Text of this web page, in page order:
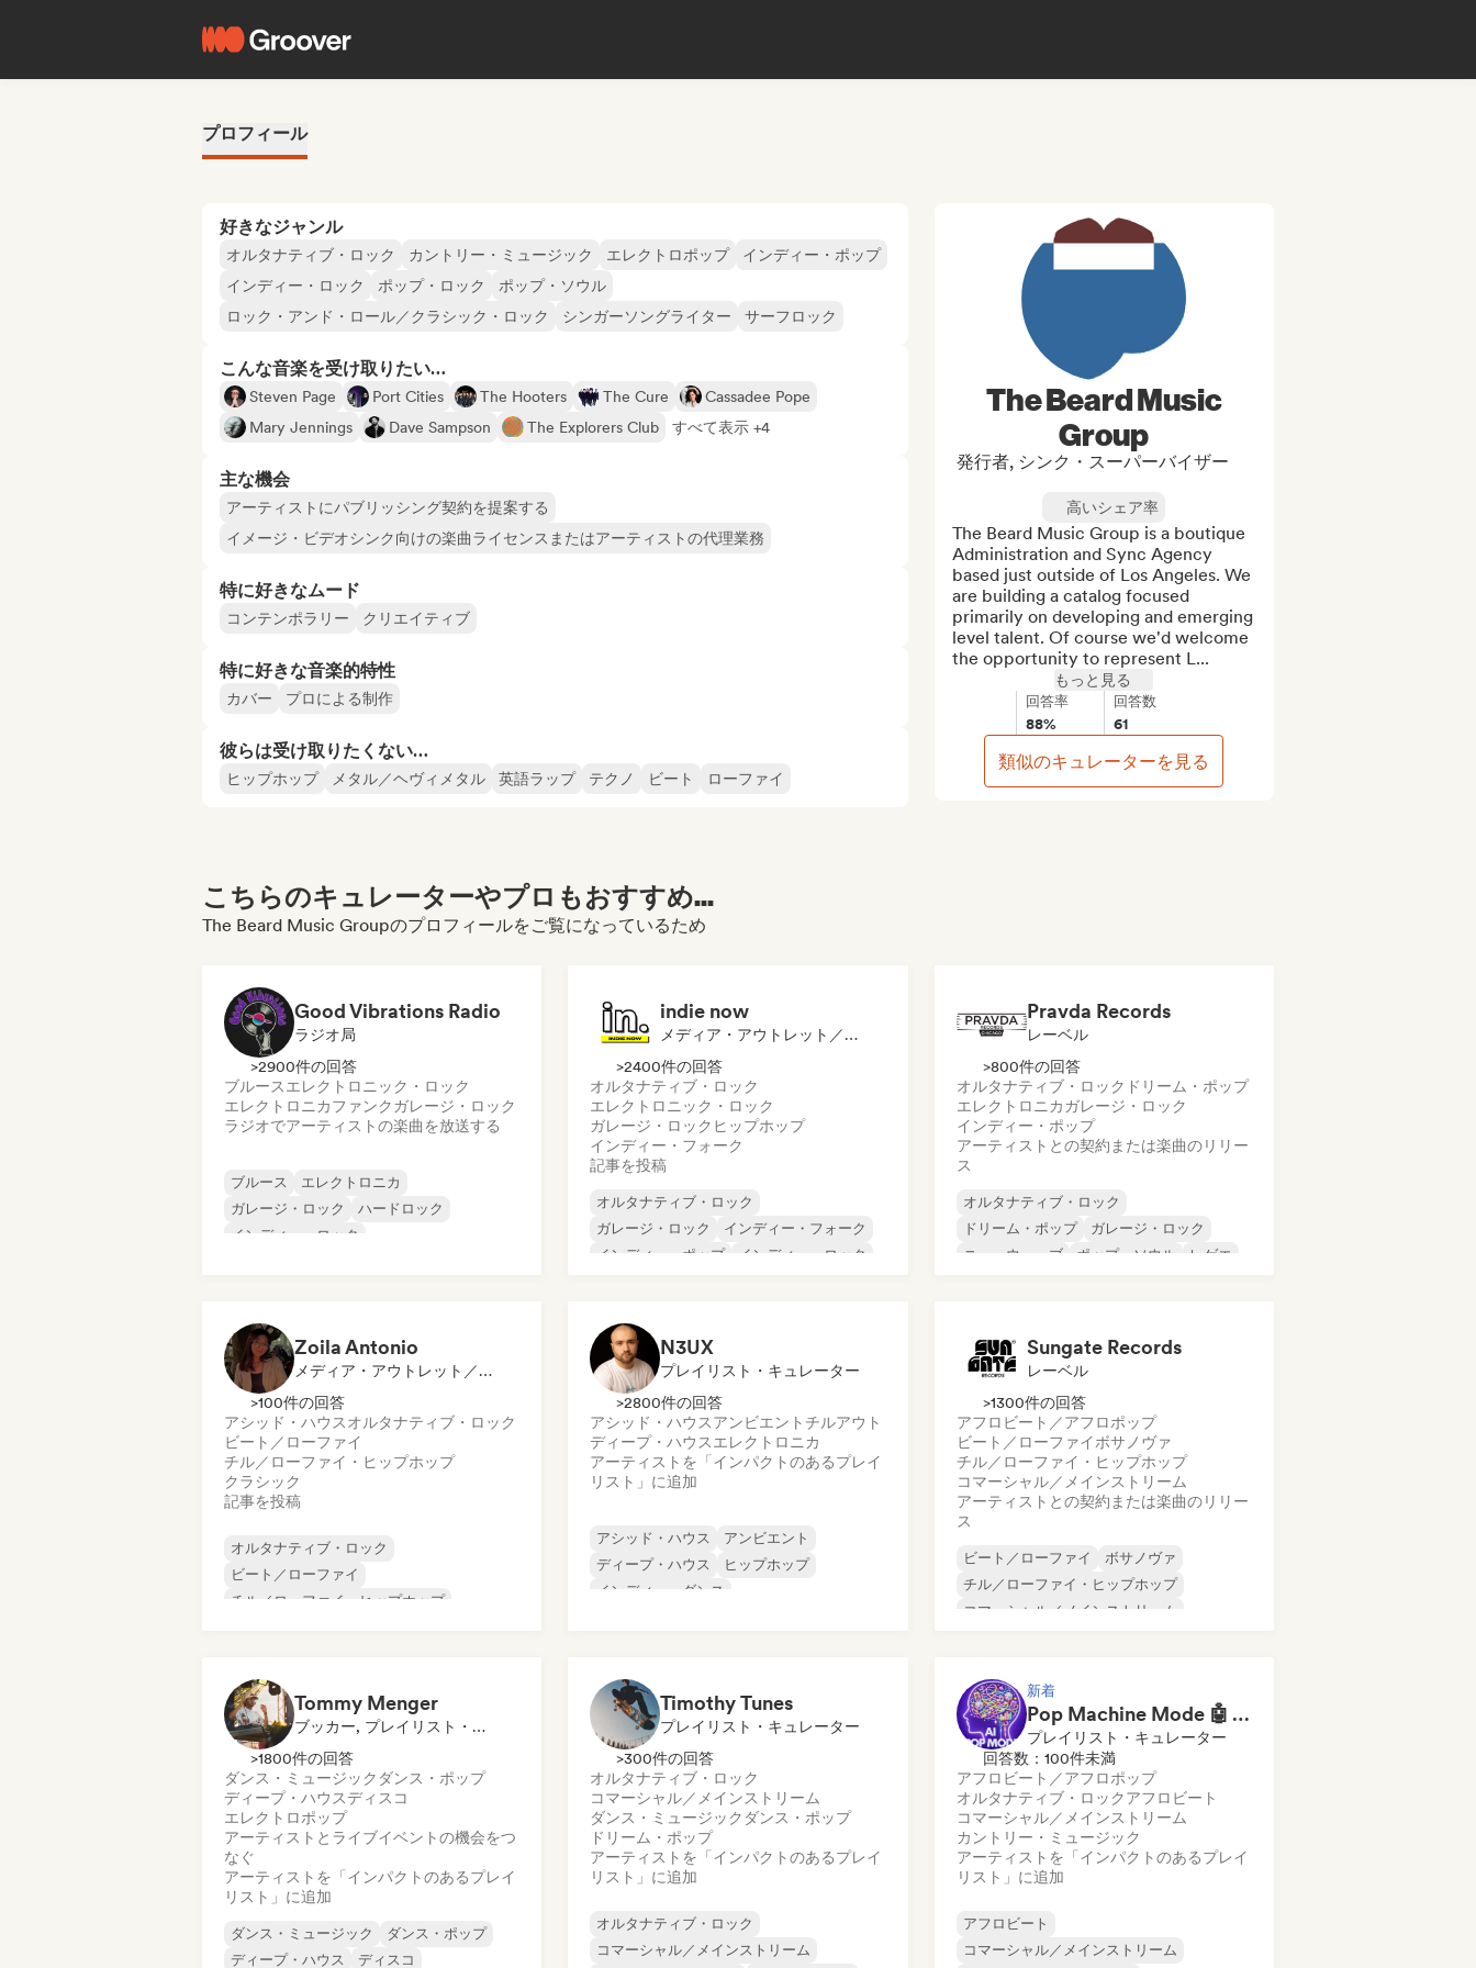
プロフィール
好きなジャンル
オルタナティブ・ロック カントリー・ミュージック エレクトロポップ
インディー・ポップ
インディー・ロック
ポップ・ロック
ポップ・ソウル
ロック・アンド・ロール／クラシック・ロック
シンガーソングライター サーフロック
こんな音楽を受け取りたい…
Steven Page Port Cities The Hooters The Cure
Cassadee Pope
Mary Jennings
Dave Sampson The Explorers Club すべて表示 +4
主な機会
アーティストにパブリッシング契約を提案する
イメージ・ビデオシンク向けの楽曲ライセンスまたはアーティストの代理業務
特に好きなムード
コンテンポラリー クリエイティブ
特に好きな音楽的特性
カバー プロによる制作
彼らは受け取りたくない…
ヒップホップ メタル／ヘヴィメタル 英語ラップ テクノ ビート ローファイ
The Beard Music
Group
発行者, シンク・スーパーバイザー
高いシェア率
The Beard Music Group is a boutique
Administration and Sync Agency
based just outside of Los Angeles. We
are building a catalog focused
primarily on developing and emerging
level talent. Of course we'd welcome
the opportunity to represent L...
もっと見る
回答率
88%
回答数
61
類似のキュレーターを見る
こちらのキュレーターやプロもおすすめ...
The Beard Music Groupのプロフィールをご覧になっているため
Good Vibrations Radio
ラジオ局
>2900件の回答
ブルースエレクトロニック・ロック
エレクトロニカファンクガレージ・ロック
ラジオでアーティストの楽曲を放送する
ブルース
エレクトロニカ
ガレージ・ロック
ハードロック
インディー・ロック
ック
indie now
メディア・アウトレット／ジャーナリスト
>2400件の回答
オルタナティブ・ロック
エレクトロニック・ロック
ガレージ・ロック ヒップホップ
インディー・フォーク
記事を投稿
オルタナティブ・ロック
ガレージ・ロック
インディー・フォーク
インディー・ポップ
インディー・ロック
Pravda Records
レーベル
>800件の回答
オルタナティブ・ロック ドリーム・ポップ
エレクトロニカガレージ・ロック
インディー・ポップ
アーティストとの契約または楽曲のリリー
ス
オルタナティブ・ロック
ドリーム・ポップ
ガレージ・ロック
ニューウェーブ
ポップ・ソウル
レゲエ
Zoila Antonio
メディア・アウトレット／ジャーナリスト
>100件の回答
アシッド・ハウスオルタナティブ・ロック
ビート／ローファイ
チル／ローファイ・ヒップホップ
クラシック
記事を投稿
オルタナティブ・ロック
ビート／ローファイ
チル／ローファイ・ヒップホップ
ドリーム・ポップ
N3UX
プレイリスト・キュレーター
>2800件の回答
アシッド・ハウスアンビエント チルアウト
ディープ・ハウスエレクトロニカ
アーティストを「インパクトのあるプレイ
リスト」に追加
アシッド・ハウス
アンビエント
ディープ・ハウス
ヒップホップ
インディー・ダンス
Sungate Records
レーベル
>1300件の回答
アフロビート／アフロポップ
ビート／ローファイボサノヴァ
チル／ローファイ・ヒップホップ
コマーシャル／メインストリーム
アーティストとの契約または楽曲のリリー
ス
ビート／ローファイ
ボサノヴァ
チル／ローファイ・ヒップホップ
コマーシャル／メインストリーム
Tommy Menger
ブッカー, プレイリスト・キュレーター
>1800件の回答
ダンス・ミュージック ダンス・ポップ
ディープ・ハウスディスコ
エレクトロポップ
アーティストとライブイベントの機会をつ
なぐ
アーティストを「インパクトのあるプレイ
リスト」に追加
ダンス・ミュージック
ダンス・ポップ
ディープ・ハウス
ディスコ
Timothy Tunes
プレイリスト・キュレーター
>300件の回答
オルタナティブ・ロック
コマーシャル／メインストリーム
ダンス・ミュージック ダンス・ポップ
ドリーム・ポップ
アーティストを「インパクトのあるプレイ
リスト」に追加
オルタナティブ・ロック
コマーシャル／メインストリーム
新着
Pop Machine Mode 🤖 AI Music, Indie Pop & Dream Pop
プレイリスト・キュレーター
回答数：100件未満
アフロビート／アフロポップ
オルタナティブ・ロックアフロビート
コマーシャル／メインストリーム
カントリー・ミュージック
アーティストを「インパクトのあるプレイ
リスト」に追加
アフロビート
コマーシャル／メインストリーム